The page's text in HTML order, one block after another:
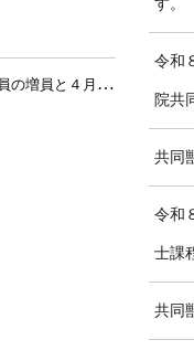
鹿
児島大学大学院共同獣医学研究科入学定員の増員と４月入学者選抜の第２次募集の定員について »
す。
令和
院共
共同
令和
士課
共同